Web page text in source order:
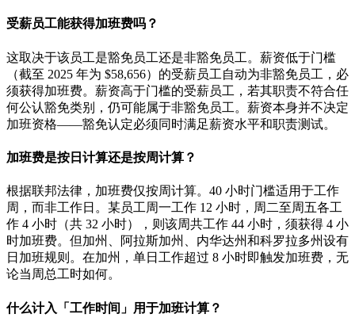
受薪员工能获得加班费吗？
这取决于该员工是豁免员工还是非豁免员工。薪资低于门槛
（截至 2025 年为 $58,656）的受薪员工自动为非豁免员工，必
须获得加班费。薪资高于门槛的受薪员工，若其职责不符合任
何公认豁免类别，仍可能属于非豁免员工。薪资本身并不决定
加班资格——豁免认定必须同时满足薪资水平和职责测试。
加班费是按日计算还是按周计算？
根据联邦法律，加班费仅按周计算。40 小时门槛适用于工作
周，而非工作日。某员工周一工作 12 小时，周二至周五各工
作 4 小时（共 32 小时），则该周共工作 44 小时，须获得 4 小
时加班费。但加州、阿拉斯加州、内华达州和科罗拉多州设有
日加班规则。在加州，单日工作超过 8 小时即触发加班费，无
论当周总工时如何。
什么计入「工作时间」用于加班计算？